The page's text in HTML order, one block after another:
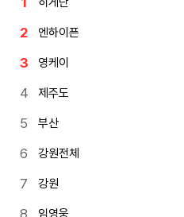
엔하이픈
영케이
제주도
부산
강원전체
강원
임영웅